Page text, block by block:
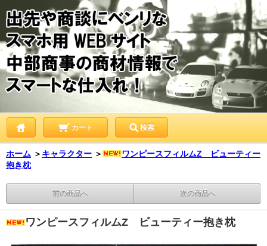
カート 検索
ホーム ＞ キャラクター ＞
ワンピースフィルムZ ビューティー
抱き枕
前の商品へ 次の商品へ
ワンピースフィルムZ ビューティー抱き枕